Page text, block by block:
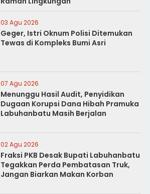
03 Agu 2026
Geger, Istri Oknum Polisi Ditemukan
Tewas di Kompleks Bumi Asri
07 Agu 2026
Menunggu Hasil Audit, Penyidikan
Dugaan Korupsi Dana Hibah Pramuka
Labuhanbatu Masih Berjalan
02 Agu 2026
Fraksi PKB Desak Bupati Labuhanbatu
Tegakkan Perda Pembatasan Truk,
Jangan Biarkan Makan Korban